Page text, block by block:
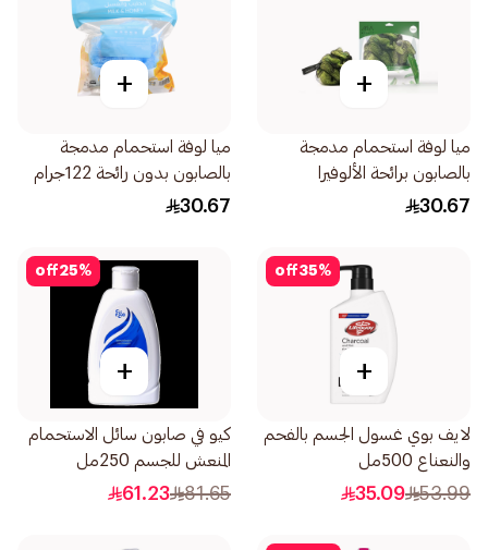
+
ميا لوفة استحمام مدمجة
بالصابون برائحة الألوفيرا
120جرام
30.67
+
ميا لوفة استحمام مدمجة
بالصابون بدون رائحة 122جرام
30.67
35%
off
+
لايف بوي غسول الجسم بالفحم
والنعناع 500مل
53.99
35.09
25%
off
+
كيو في صابون سائل الاستحمام
المنعش للجسم 250مل
81.65
61.23